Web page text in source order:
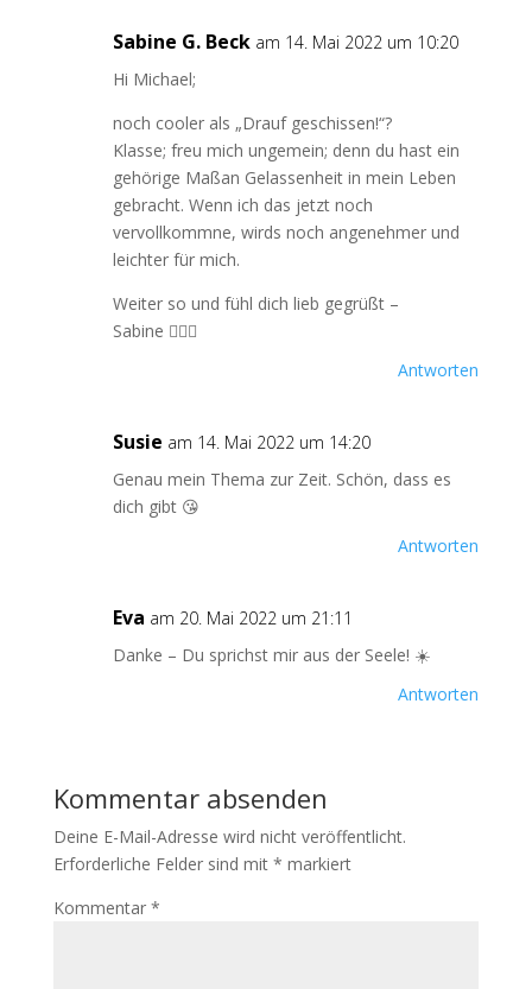
Sabine G. Beck am 14. Mai 2022 um 10:20
Hi Michael;
noch cooler als „Drauf geschissen!“?
Klasse; freu mich ungemein; denn du hast ein
gehörige Maßan Gelassenheit in mein Leben
gebracht. Wenn ich das jetzt noch
vervollkommne, wirds noch angenehmer und
leichter für mich.
Weiter so und fühl dich lieb gegrüßt –
Sabine 🙋🏻‍♀️
Antworten
Susie am 14. Mai 2022 um 14:20
Genau mein Thema zur Zeit. Schön, dass es
dich gibt 😘
Antworten
Eva am 20. Mai 2022 um 21:11
Danke – Du sprichst mir aus der Seele! ☀️
Antworten
Kommentar absenden
Deine E-Mail-Adresse wird nicht veröffentlicht.
Erforderliche Felder sind mit * markiert
Kommentar *